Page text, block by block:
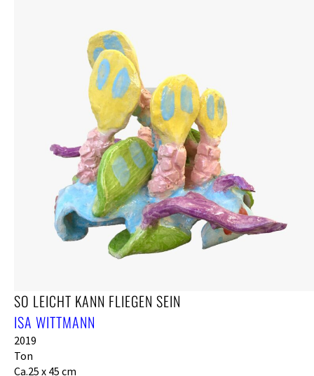
SO LEICHT KANN FLIEGEN SEIN
ISA WITTMANN
2019
Ton
Ca.25 x 45 cm